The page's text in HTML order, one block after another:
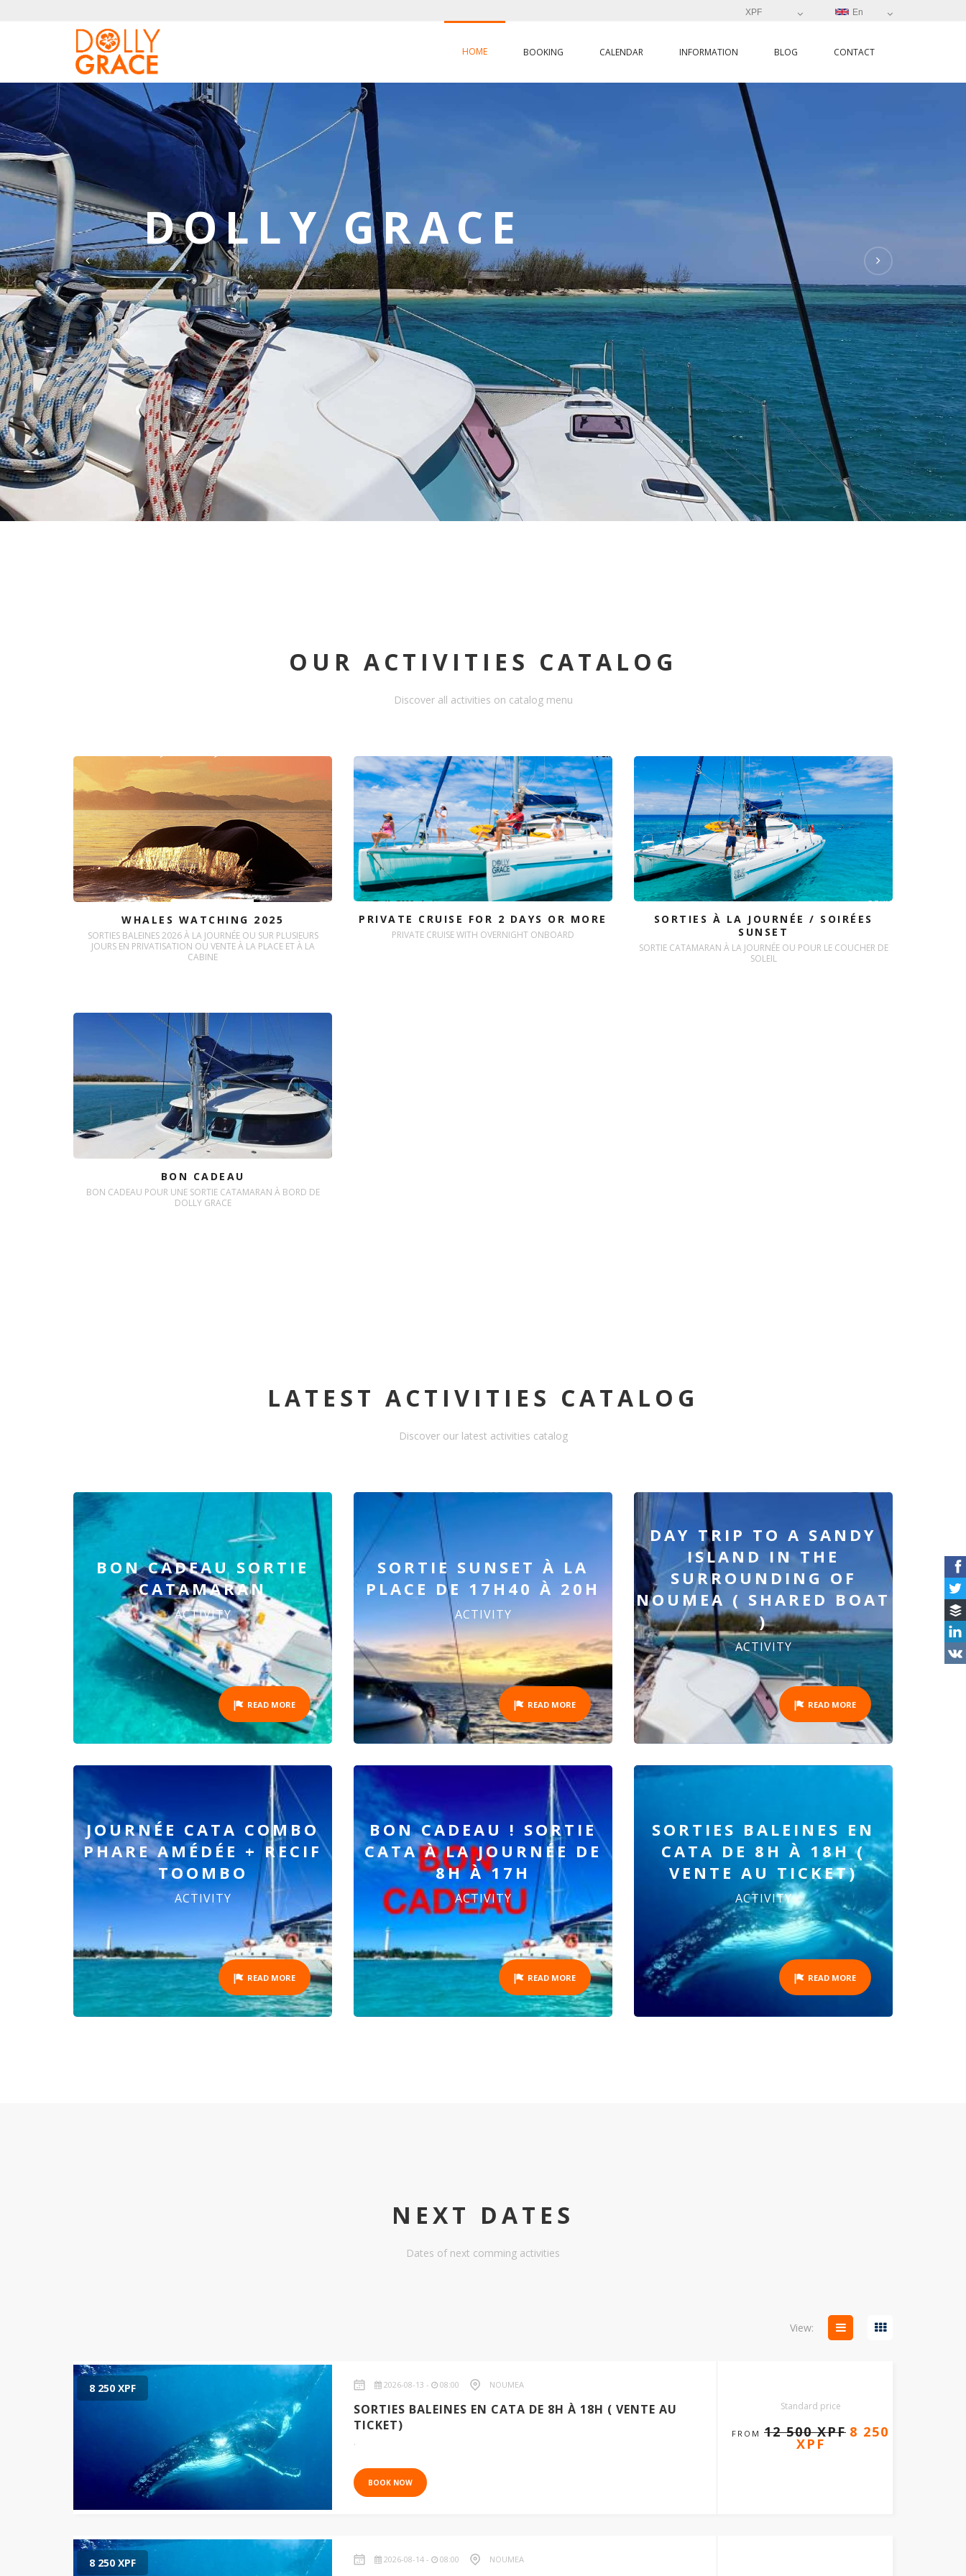
En
XPF
HOME BOOKING CALENDAR INFORMATION BLOG CONTACT
DOLLY GRACE
OUR ACTIVITIES CATALOG
Discover all activities on catalog menu
WHALES WATCHING 2025
SORTIES BALEINES 2026 À LA JOURNÉE OU SUR PLUSIEURS
JOURS EN PRIVATISATION OU VENTE À LA PLACE ET À LA
CABINE
PRIVATE CRUISE FOR 2 DAYS OR MORE
PRIVATE CRUISE WITH OVERNIGHT ONBOARD
SORTIES À LA JOURNÉE / SOIRÉES
SUNSET
SORTIE CATAMARAN À LA JOURNÉE OU POUR LE COUCHER DE
SOLEIL
BON CADEAU
BON CADEAU POUR UNE SORTIE CATAMARAN À BORD DE
DOLLY GRACE
LATEST ACTIVITIES CATALOG
Discover our latest activities catalog
BON CADEAU SORTIE
CATAMARAN
ACTIVITY
READ MORE
SORTIE SUNSET À LA
PLACE DE 17H40 À 20H
ACTIVITY
READ MORE
DAY TRIP TO A SANDY
ISLAND IN THE
SURROUNDING OF
NOUMEA ( SHARED BOAT
)
ACTIVITY
READ MORE
JOURNÉE CATA COMBO
PHARE AMÉDÉE + RECIF
TOOMBO
ACTIVITY
READ MORE
BON CADEAU ! SORTIE
CATA À LA JOURNÉE DE
8H À 17H
ACTIVITY
READ MORE
SORTIES BALEINES EN
CATA DE 8H À 18H (
VENTE AU TICKET)
ACTIVITY
READ MORE
NEXT DATES
Dates of next comming activities
View:
8 250 XPF 2026-08-13 - 08:00 NOUMEA
SORTIES BALEINES EN CATA DE 8H À 18H ( VENTE AU
TICKET)
.
BOOK NOW
Standard price
FROM 12 500 XPF 8 250
XPF
8 250 XPF 2026-08-14 - 08:00 NOUMEA